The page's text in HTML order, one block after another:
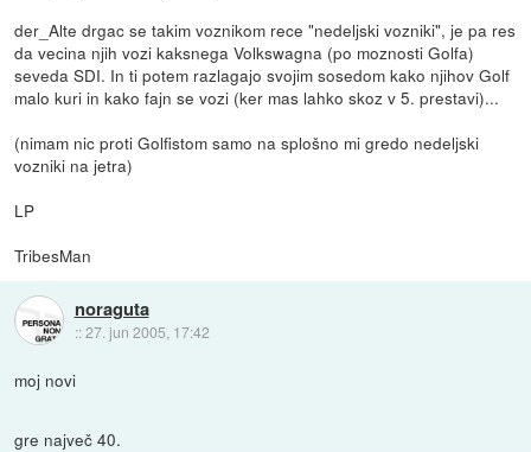
der_Alte drgac se takim voznikom rece "nedeljski vozniki", je pa res
da vecina njih vozi kaksnega Volkswagna (po moznosti Golfa)
seveda SDI. In ti potem razlagajo svojim sosedom kako njihov Golf
malo kuri in kako fajn se vozi (ker mas lahko skoz v 5. prestavi)...
(nimam nic proti Golfistom samo na splošno mi gredo nedeljski
vozniki na jetra)
LP
TribesMan
noraguta
::27. jun 2005, 17:42
moj novi
gre največ 40.